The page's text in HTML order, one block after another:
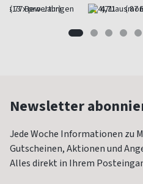
(13 x pro Jahr) 4,71
Newsletter
Jede Woche Informationen zu
Gutscheinen, Aktionen und
Alles direkt in Ihrem